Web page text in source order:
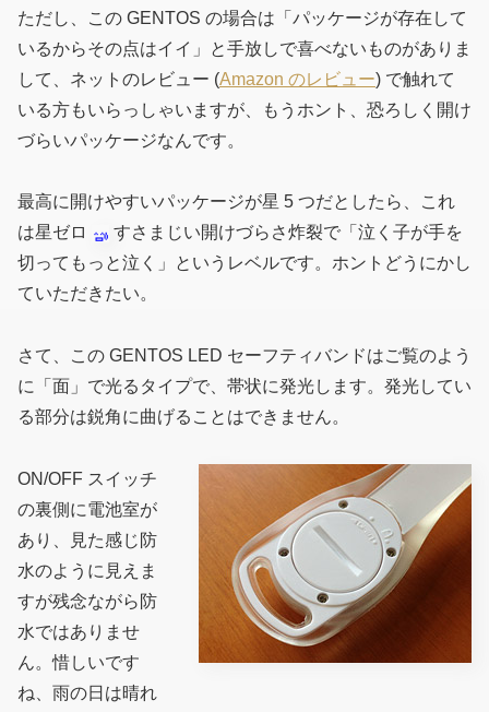
ただし、この GENTOS の場合は「パッケージが存在して
いるからその点はイイ」と手放しで喜べないものがありま
して、ネットのレビュー (Amazon のレビュー) で触れて
いる方もいらっしゃいますが、もうホント、恐ろしく開け
づらいパッケージなんです。
最高に開けやすいパッケージが星 5 つだとしたら、これ
は星ゼロ
すさまじい開けづらさ炸裂で「泣く子が手を
切ってもっと泣く」というレベルです。ホントどうにかし
ていただきたい。
さて、この GENTOS LED セーフティバンドはご覧のよう
に「面」で光るタイプで、帯状に発光します。発光してい
る部分は鋭角に曲げることはできません。
ON/OFF スイッチ
の裏側に電池室が
あり、見た感じ防
水のように見えま
すが残念ながら防
水ではありませ
ん。惜しいです
ね、雨の日は晴れ